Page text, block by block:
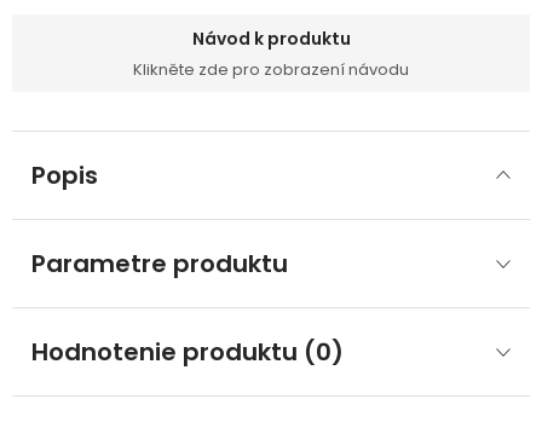
Návod k produktu
Klikněte zde pro zobrazení návodu
Popis
Parametre produktu
Hodnotenie produktu (0)